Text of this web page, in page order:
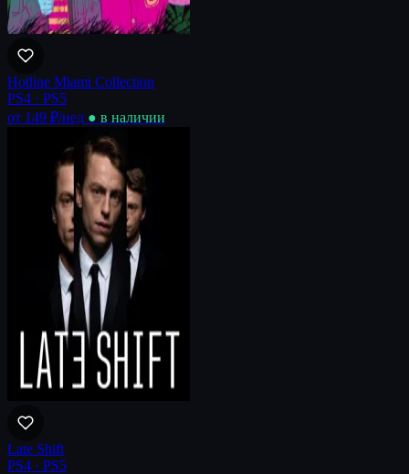
Hotline Miami Collection
PS4 · PS5
от 149 ₽/нед ● в наличии
Late Shift
PS4 · PS5